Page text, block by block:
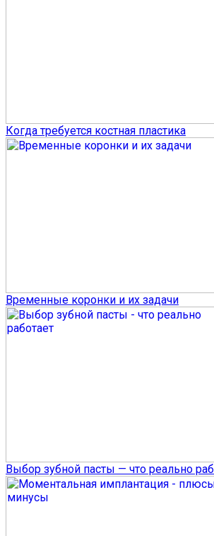
Когда требуется костная пластика
Временные коронки и их задачи
Выбор зубной пасты — что реально